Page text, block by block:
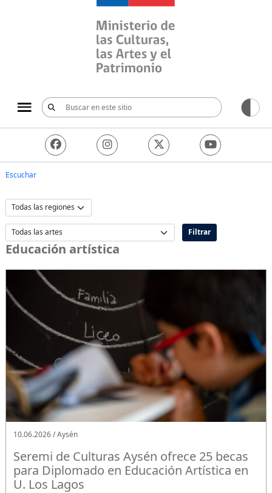
Ministerio de las
Escuchar
Filtrar
Educación artística
10.06.2026 / Aysén
Seremi de Culturas Aysén ofrece 25 becas
para Diplomado en Educación Artística en
U. Los Lagos